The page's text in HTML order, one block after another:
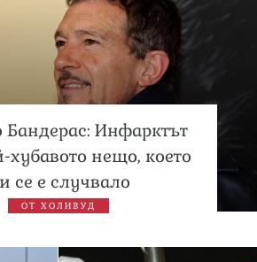
Инфарктът
хубавото нещо, което
се е случвало
ОТ ХОЛИВУД